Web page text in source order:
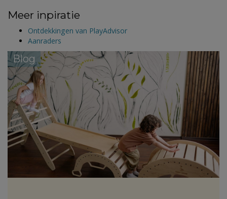
Meer inpiratie
Ontdekkingen van PlayAdvisor
Aanraders
Blog